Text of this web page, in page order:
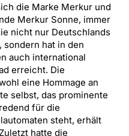
die Marke Merkur und
Merkur Sonne, immer
nicht nur Deutschlands
sondern hat in den
auch international
erreicht. Die
eine Hommage an
selbst, das prominente
für die
steht, erhält
hatte die